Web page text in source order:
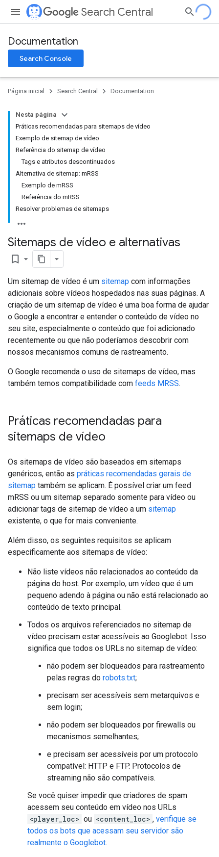
Search Central
Documentation
Search Console
Página inicial Search Central Documentation
Nesta página
Práticas recomendadas para sitemaps de vídeo
Exemplo de sitemap de vídeo
Referência do sitemap de vídeo
Tags e atributos descontinuados
Alternativa de sitemap: mRSS
Exemplo de mRSS
Referência do mRSS
Resolver problemas de sitemaps
Sitemaps de vídeo e alternativas
bookmark_border
Um sitemap de vídeo é um sitemap com informações
adicionais sobre vídeos hospedados nas suas páginas. A
criação de um sitemap de vídeo é uma boa forma de ajudar
o Google a encontrar e entender o conteúdo de vídeo no
seu site, especialmente o conteúdo que foi adicionado
recentemente ou que não poderíamos descobrir com
nossos mecanismos comuns de rastreamento.
O Google recomenda o uso de sitemaps de vídeo, mas
também temos compatibilidade com feeds MRSS.
Práticas recomendadas para
sitemaps de vídeo
Os sitemaps de vídeo são baseados em sitemaps
genéricos, então as práticas recomendadas gerais de
sitemap também se aplicam. É possível criar um feed
mRSS ou um sitemap separado somente para vídeo ou
adicionar tags de sitemap de vídeo a um sitemap
existente, o que for mais conveniente.
Além disso, os seguintes requisitos se aplicam
especificamente aos sitemaps de vídeo:
Não liste vídeos não relacionados ao conteúdo da
página do host. Por exemplo, um vídeo que é um
pequeno adendo à página ou não está relacionado ao
conteúdo de texto principal.
Todos os arquivos referenciados no sitemap de
vídeo precisam estar acessíveis ao Googlebot. Isso
significa que todos os URLs no sitemap de vídeo:
não podem ser bloqueados para rastreamento
pelas regras do robots.txt;
precisam ser acessíveis sem metarquivos e
sem login;
não podem ser bloqueados por firewalls ou
mecanismos semelhantes;
e precisam ser acessíveis por um protocolo
compatível: HTTP e FTP. Protocolos de
streaming não são compatíveis.
Se você quiser impedir que criadores de spam
acessem seu conteúdo em vídeo nos URLs
<player_loc> ou <content_loc> , verifique se
todos os bots que acessam seu servidor são
realmente o Googlebot.